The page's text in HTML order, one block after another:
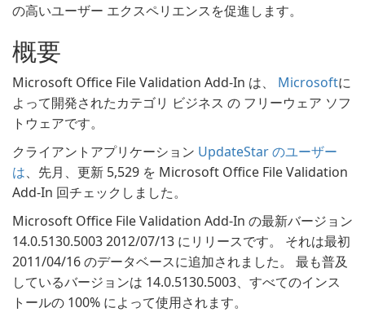
の高いユーザー エクスペリエンスを促進します。
概要
Microsoft Office File Validation Add-In は、 Microsoftに
よって開発されたカテゴリ ビジネス の フリーウェア ソフ
トウェアです。
クライアントアプリケーション UpdateStar のユーザー
は、先月、更新 5,529 を Microsoft Office File Validation
Add-In 回チェックしました。
Microsoft Office File Validation Add-In の最新バージョン
14.0.5130.5003 2012/07/13 にリリースです。 それは最初
2011/04/16 のデータベースに追加されました。 最も普及
しているバージョンは 14.0.5130.5003、すべてのインス
トールの 100% によって使用されます。